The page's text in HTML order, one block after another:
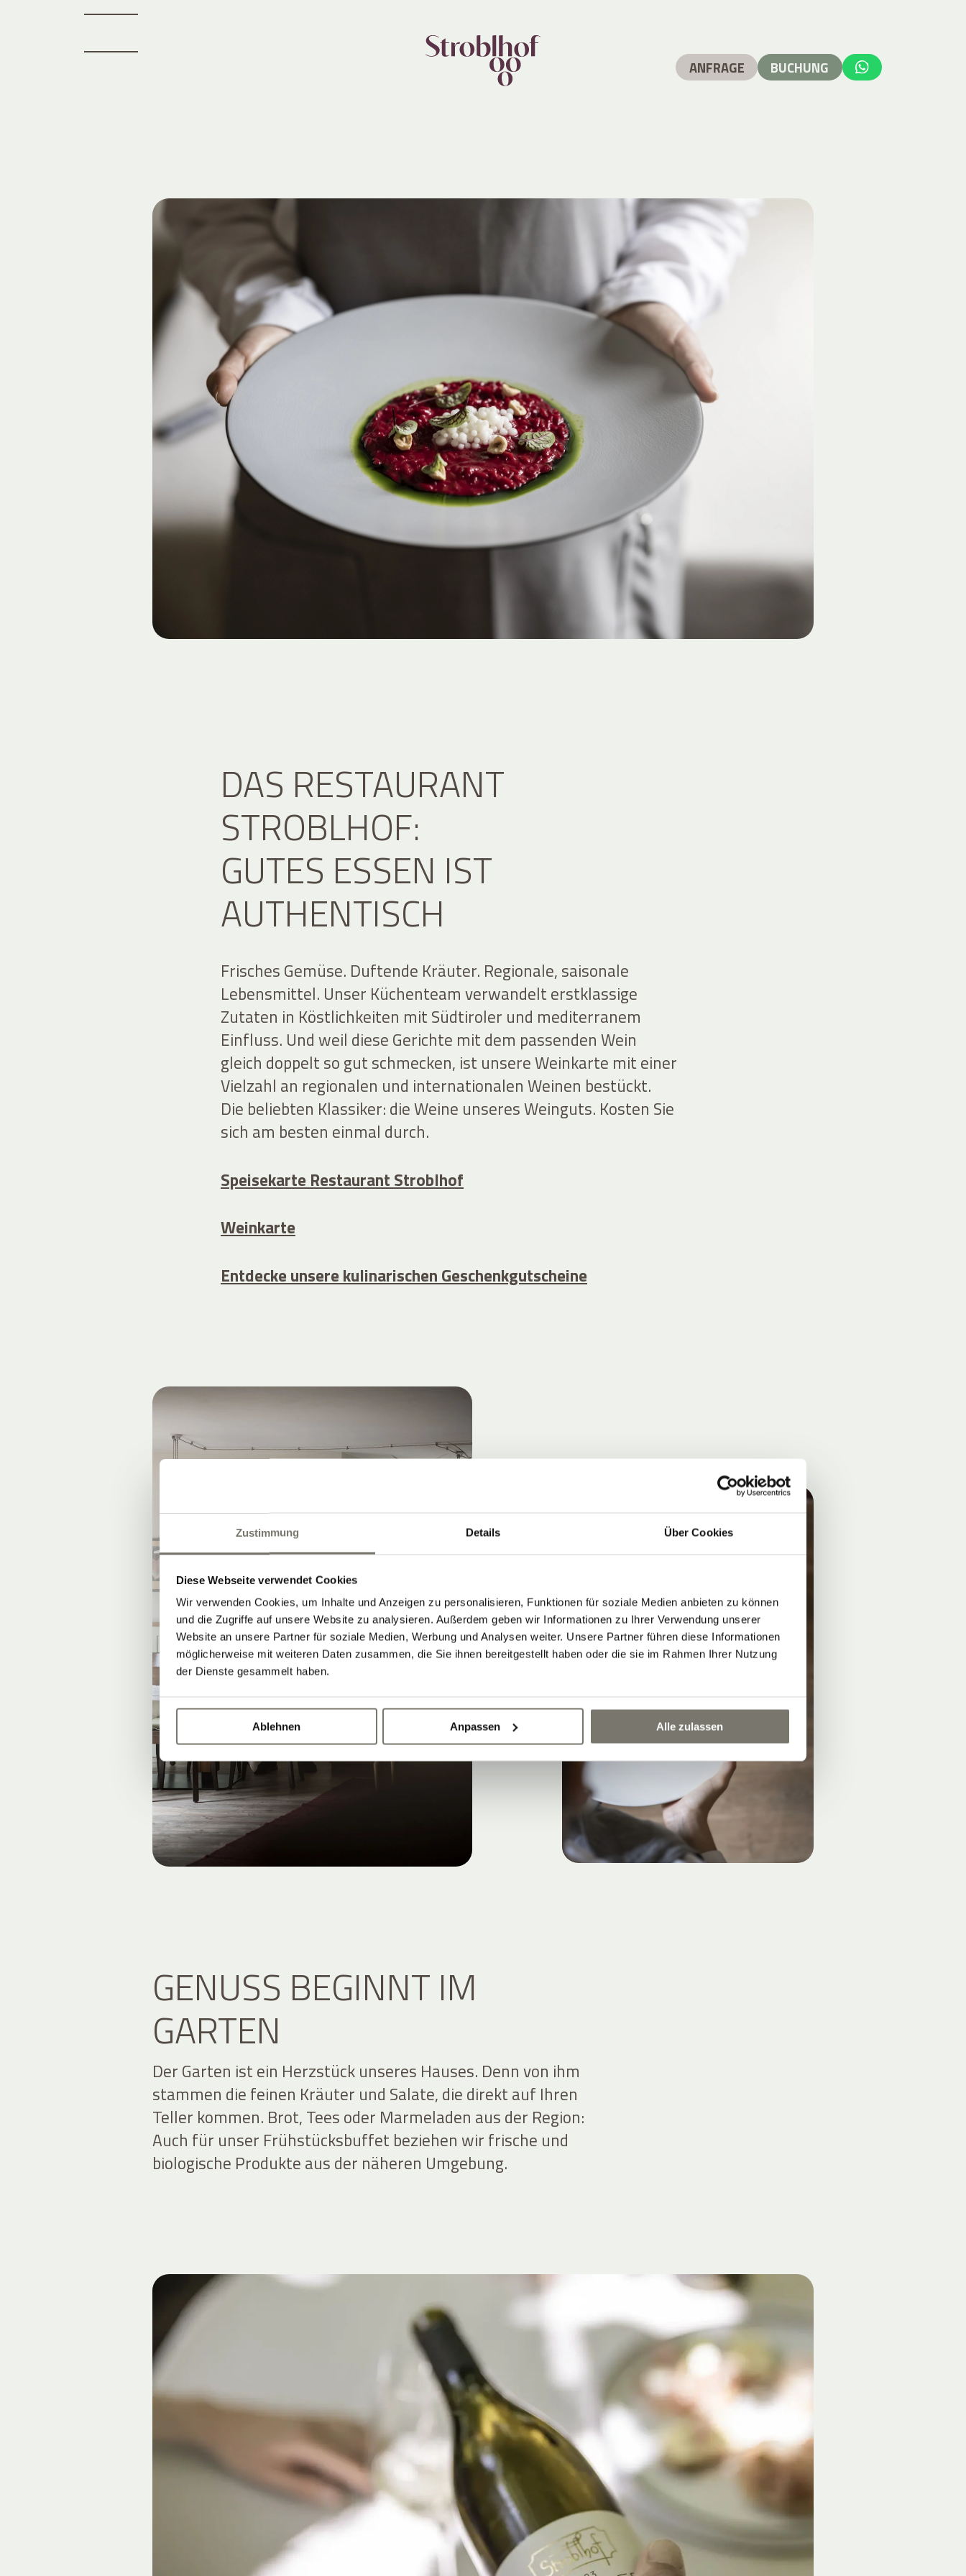
Zustimmung Details Über Cookies
Diese Webseite verwendet Cookies
Wir verwenden Cookies, um Inhalte und Anzeigen zu personalisieren, Funktionen für soziale Medien anbieten zu können
und die Zugriffe auf unsere Website zu analysieren. Außerdem geben wir Informationen zu Ihrer Verwendung unserer
Website an unsere Partner für soziale Medien, Werbung und Analysen weiter. Unsere Partner führen diese Informationen
möglicherweise mit weiteren Daten zusammen, die Sie ihnen bereitgestellt haben oder die sie im Rahmen Ihrer Nutzung
der Dienste gesammelt haben.
Ablehnen Anpassen Alle zulassen
DAS RESTAURANT
STROBLHOF:
GUTES ESSEN IST
AUTHENTISCH
Frisches Gemüse. Duftende Kräuter. Regionale, saisonale
Lebensmittel. Unser Küchenteam verwandelt erstklassige
Zutaten in Köstlichkeiten mit Südtiroler und mediterranem
Einfluss. Und weil diese Gerichte mit dem passenden Wein
gleich doppelt so gut schmecken, ist unsere Weinkarte mit einer
Vielzahl an regionalen und internationalen Weinen bestückt.
Die beliebten Klassiker: die Weine unseres Weinguts. Kosten Sie
sich am besten einmal durch.
Speisekarte Restaurant Stroblhof
Weinkarte
Entdecke unsere kulinarischen Geschenkgutscheine
GENUSS BEGINNT IM
GARTEN
Der Garten ist ein Herzstück unseres Hauses. Denn von ihm
stammen die feinen Kräuter und Salate, die direkt auf Ihren
Teller kommen. Brot, Tees oder Marmeladen aus der Region:
Auch für unser Frühstücksbuffet beziehen wir frische und
biologische Produkte aus der näheren Umgebung.
ANFRAGE BUCHUNG